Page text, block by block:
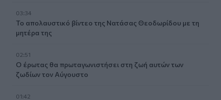
03:34
Το απολαυστικό βίντεο της Νατάσας Θεοδωρίδου με τη
μητέρα της
02:51
Ο έρωτας θα πρωταγωνιστήσει στη ζωή αυτών των
ζωδίων τον Αύγουστο
01:42